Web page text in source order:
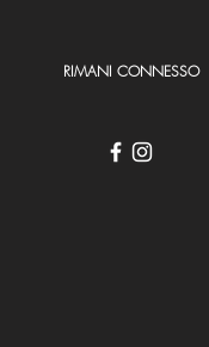
RIMANI CONNESSO